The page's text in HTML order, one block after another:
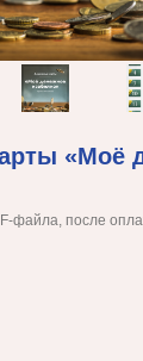
«Моё
файла, после